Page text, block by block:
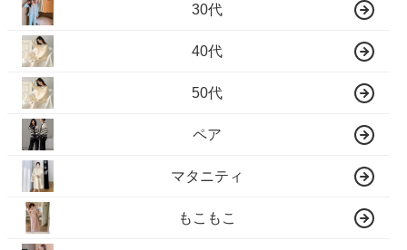
30代
40代
50代
ペア
マタニティ
もこもこ